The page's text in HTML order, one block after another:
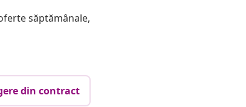
săptămânale,
din contract